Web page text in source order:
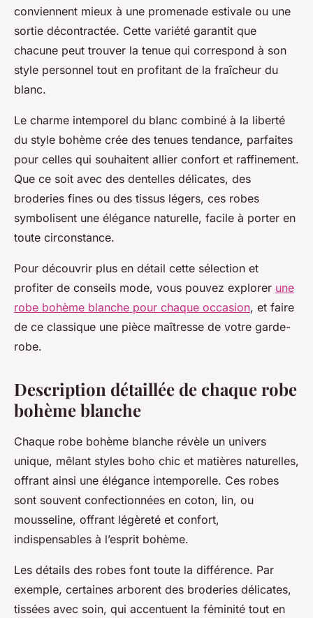
conviennent mieux à une promenade estivale ou une
sortie décontractée. Cette variété garantit que
chacune peut trouver la tenue qui correspond à son
style personnel tout en profitant de la fraîcheur du
blanc.
Le charme intemporel du blanc combiné à la liberté
du style bohème crée des tenues tendance, parfaites
pour celles qui souhaitent allier confort et raffinement.
Que ce soit avec des dentelles délicates, des
broderies fines ou des tissus légers, ces robes
symbolisent une élégance naturelle, facile à porter en
toute circonstance.
Pour découvrir plus en détail cette sélection et
profiter de conseils mode, vous pouvez explorer une
robe bohème blanche pour chaque occasion, et faire
de ce classique une pièce maîtresse de votre garde-
robe.
Description détaillée de chaque robe
bohème blanche
Chaque robe bohème blanche révèle un univers
unique, mêlant styles boho chic et matières naturelles,
offrant ainsi une élégance intemporelle. Ces robes
sont souvent confectionnées en coton, lin, ou
mousseline, offrant légèreté et confort,
indispensables à l’esprit bohème.
Les détails des robes font toute la différence. Par
exemple, certaines arborent des broderies délicates,
tissées avec soin, qui accentuent la féminité tout en